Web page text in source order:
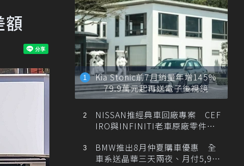
額
Kia Stonic前7月銷量年增145%
79.9萬元起再送電子後視鏡
NISSAN推經典車回廠專案 CEF
IRO與INFINITI老車原廠零件最
BMW推出8月仲夏購車優惠 全
車系送晶華三天兩夜、月付5,900